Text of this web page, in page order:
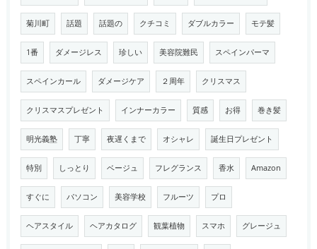
菊川町 話題 話題の クチコミ ダブルカラー モテ髪
1番 ダメージレス 珍しい 美容院難民 スペインパーマ
スペインカール ダメージケア ２周年 クリスマス
クリスマスプレゼント インナーカラー 質感 お得 巻き髪
明光義塾 丁寧 夜遅くまで オシャレ 誕生日プレゼント
特別 しっとり ベージュ フレグランス 香水 Amazon
すぐに パソコン 美容学校 フルーツ プロ
ヘアスタイル ヘアカタログ 観葉植物 スマホ グレージュ